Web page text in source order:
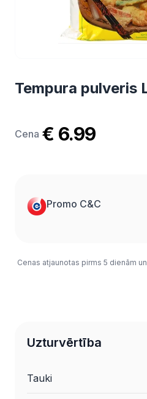
Tempura pulveris
Cena € 6.99
Promo C&C
Cenas atjaunotas pirms 5 dienām
Uzturvērtība
Tauki